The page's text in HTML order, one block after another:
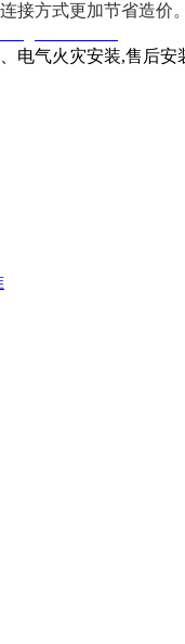
接方式更加节省造价。
气火灾安装,售后安